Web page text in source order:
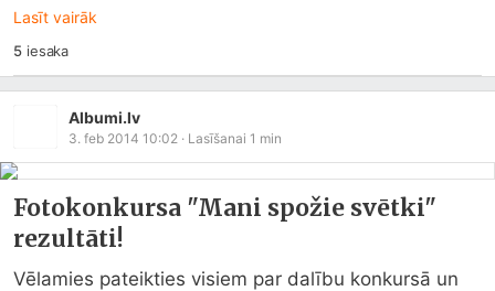
Lasīt vairāk
5iesaka
Albumi.lv
3. feb 2014 10:02 · Lasīšanai 1 min
Fotokonkursa "Mani spožie svētki"
rezultāti!
Vēlamies pateikties visiem par dalību konkursā un